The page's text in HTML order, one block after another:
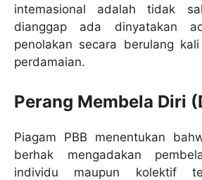
intemasional adalah tidak
dianggap ada dinyatakan
penolakan secara berulang
perdamaian.
Perang Membela Diri
Piagam PBB menentukan
berhak mengadakan
individu maupun kolektif